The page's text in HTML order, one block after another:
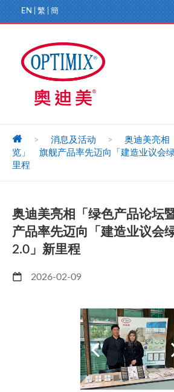
EN 繁 簡
> 消息及活动 >
奥迪美亮相
览」 旗舰产品率先迈向「建造业议会
里程
奥迪美亮相「绿色产品论
产品率先迈向「建造业议会
2.0」新里程
2026-02-09